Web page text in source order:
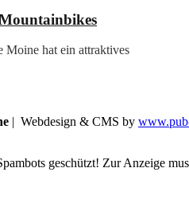
Moine hat ein attraktives
| Webdesign & CMS by
geschützt! Zur Anzeige